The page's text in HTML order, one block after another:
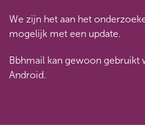
We zijn het aan het
mogelijk met een update.
Bbhmail kan gewoon gebruikt
Android.